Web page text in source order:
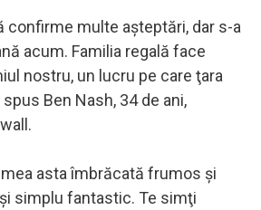
confirme multe aşteptări, dar s-a
acum. Familia regală face
nostru, un lucru pe care ţara
Ben Nash, 34 de ani,
asta îmbrăcată frumos şi
simplu fantastic. Te simţi